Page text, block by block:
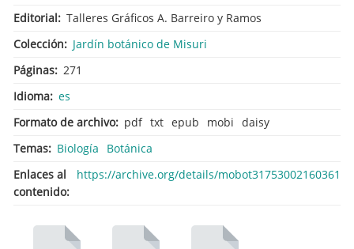
Editorial
Talleres Gráficos A. Barreiro y Ramos
Colección
Jardín botánico de Misuri
Páginas
271
Idioma es
Formato de archivo
pdf txt epub mobi daisy
Temas
Biología
Botánica
Enlaces al
contenido
https://archive.org/details/mobot31753002160361